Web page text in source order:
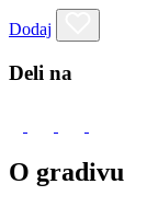
Dodaj
Deli na
O gradivu